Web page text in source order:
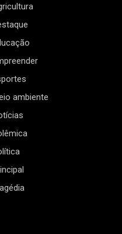
ambiente